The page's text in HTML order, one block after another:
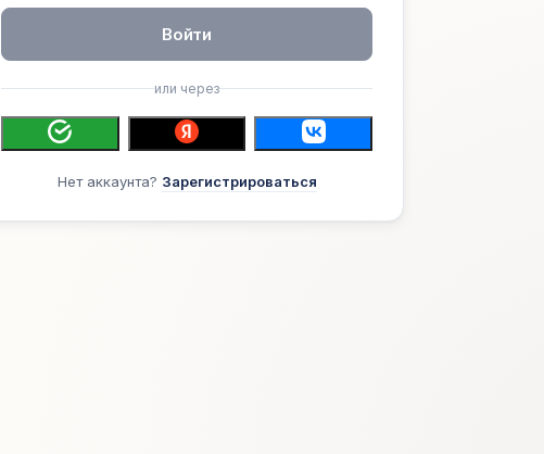
Войти
или через
Нет аккаунта? Зарегистрироваться